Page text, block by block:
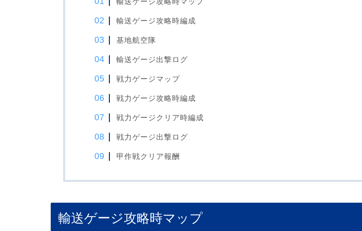
輸送ゲージ攻略時編成
基地航空隊
輸送ゲージ出撃ログ
戦力ゲージマップ
戦力ゲージ攻略時編成
戦力ゲージクリア時編成
戦力ゲージ出撃ログ
甲作戦クリア報酬
輸送ゲージ攻略時マップ